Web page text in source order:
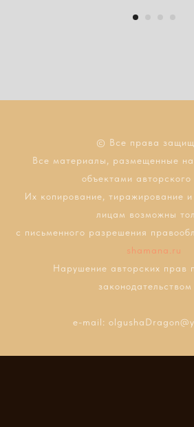
© Все права
Все материалы, размещенные
объектами авторского
Их копирование, тиражирование
лицам возможны
с письменного разрешения
shamana.ru
Нарушение авторских прав
e-mail: